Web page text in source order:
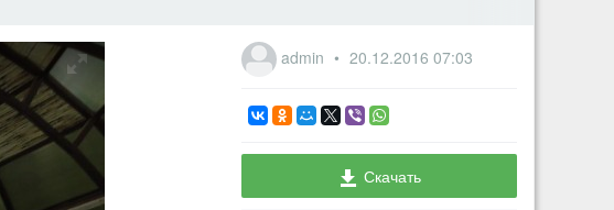
admin 20.12.2016 07:03
Скачать